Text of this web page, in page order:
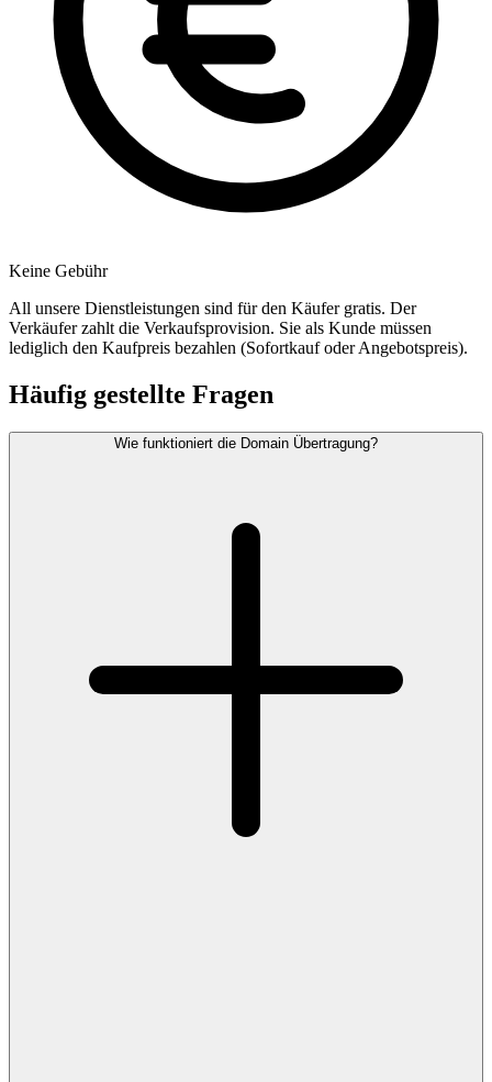
Keine Gebühr
All unsere Dienstleistungen sind für den Käufer gratis. Der
Verkäufer zahlt die Verkaufsprovision. Sie als Kunde müssen
lediglich den Kaufpreis bezahlen (Sofortkauf oder Angebotspreis).
Häufig gestellte Fragen
Wie funktioniert die Domain Übertragung?